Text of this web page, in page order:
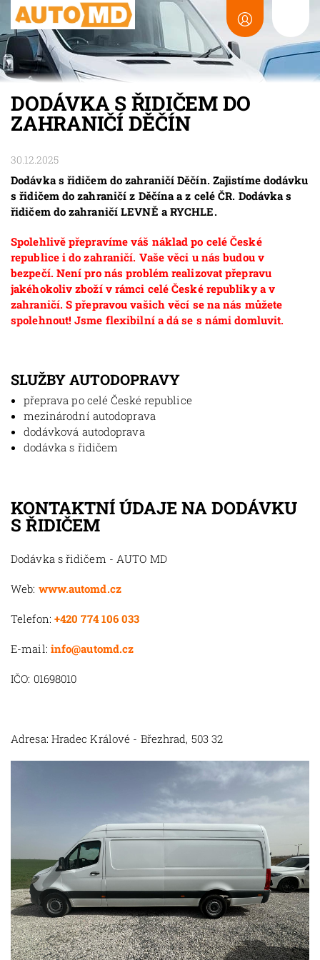
DODÁVKA S ŘIDIČEM DO
ZAHRANIČÍ DĚČÍN
30.12.2025
Dodávka s řidičem do zahraničí Děčín. Zajistíme dodávku
s řidičem do zahraničí z Děčína a z celé ČR. Dodávka s
řidičem do zahraničí LEVNĚ a RYCHLE.
Spolehlivě přepravíme váš náklad po celé České
republice i do zahraničí. Vaše věci u nás budou v
bezpečí. Není pro nás problém realizovat přepravu
jakéhokoliv zboží v rámci celé České republiky a v
zahraničí. S přepravou vašich věcí se na nás můžete
spolehnout! Jsme flexibilní a dá se s námi domluvit.
SLUŽBY AUTODOPRAVY
přeprava po celé České republice
mezinárodní autodoprava
dodávková autodoprava
dodávka s řidičem
KONTAKTNÍ ÚDAJE NA DODÁVKU
S ŘIDIČEM
Dodávka s řidičem - AUTO MD
Web: www.automd.cz
Telefon: +420 774 106 033
E-mail: info@automd.cz
IČO: 01698010
Adresa: Hradec Králové - Březhrad, 503 32